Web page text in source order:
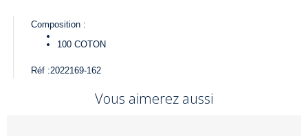
Composition :
100 COTON
Réf :2022169-162
Vous aimerez aussi